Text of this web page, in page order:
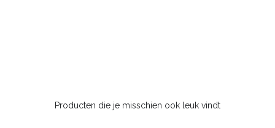
Producten die je misschien ook leuk vindt